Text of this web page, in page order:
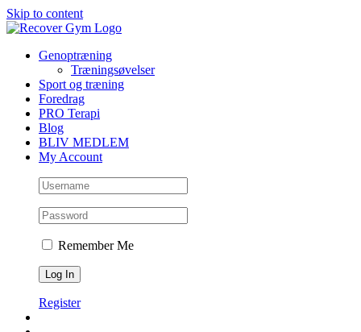
Skip to content
Genoptræning
Træningsøvelser
Sport og træning
Foredrag
PRO Terapi
Blog
BLIV MEDLEM
My Account
Remember Me
Register